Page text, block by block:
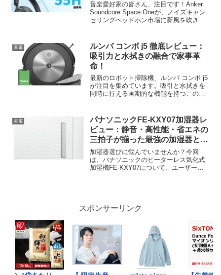
音楽愛好家の皆さん、注目です！Anker
Soundcore Space Oneが、ノイズキャン
セリングヘッドホン市場に新風を吹き込
ーから絶賛の声を集めています。今回
は...
家電
ルンバ コンボ j5 徹底レビュー：
吸引力と水拭きの融合で家事革
命！
最新のロボット掃除機、ルンバ コンボ j5
が注目を集めています。吸引と水拭きを
同時に行える画期的な機能を持つこの製
しく見ていきましょう。ルンバ コンボ j5
の魅力...
家電
パナソニックFE-KXY07加湿器レ
ビュー：静音・高性能・省エネの
三拍子が揃った最強の加湿器と
は？
加湿器選びに悩んでいませんか？今回
は、パナソニックのヒーターレス気化式
加湿機FE-KXY07について、ユーザーの
スポンサーリンク